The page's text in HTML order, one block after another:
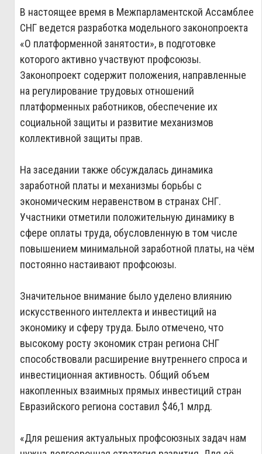
В настоящее время в Межпарламентской Ассамблее
СНГ ведется разработка модельного законопроекта
«О платформенной занятости», в подготовке
которого активно участвуют профсоюзы.
Законопроект содержит положения, направленные
на регулирование трудовых отношений
платформенных работников, обеспечение их
социальной защиты и развитие механизмов
коллективной защиты прав.
На заседании также обсуждалась динамика
заработной платы и механизмы борьбы с
экономическим неравенством в странах СНГ.
Участники отметили положительную динамику в
сфере оплаты труда, обусловленную в том числе
повышением минимальной заработной платы, на чём
постоянно настаивают профсоюзы.
Значительное внимание было уделено влиянию
искусственного интеллекта и инвестиций на
экономику и сферу труда. Было отмечено, что
высокому росту экономик стран региона СНГ
способствовали расширение внутреннего спроса и
инвестиционная активность. Общий объем
накопленных взаимных прямых инвестиций стран
Евразийского региона составил $46,1 млрд.
«Для решения актуальных профсоюзных задач нам